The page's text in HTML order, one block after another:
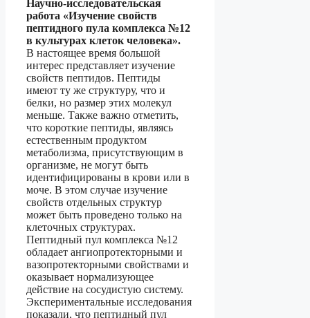
Научно-исследовательская
работа «Изучение свойств
пептидного пула комплекса №12
в культурах клеток человека».
В настоящее время большой
интерес представляет изучение
свойств пептидов. Пептиды
имеют ту же структуру, что и
белки, но размер этих молекул
меньше. Также важно отметить,
что короткие пептиды, являясь
естественным продуктом
метаболизма, присутствующим в
организме, не могут быть
идентифицированы в крови или в
моче. В этом случае изучение
свойств отдельных структур
может быть проведено только на
клеточных структурах.
Пептидный пул комплекса №12
обладает ангиопротекторными и
вазопротекторными свойствами и
оказывает нормализующее
действие на сосудистую систему.
Экспериментальные исследования
показали, что пептидный пул